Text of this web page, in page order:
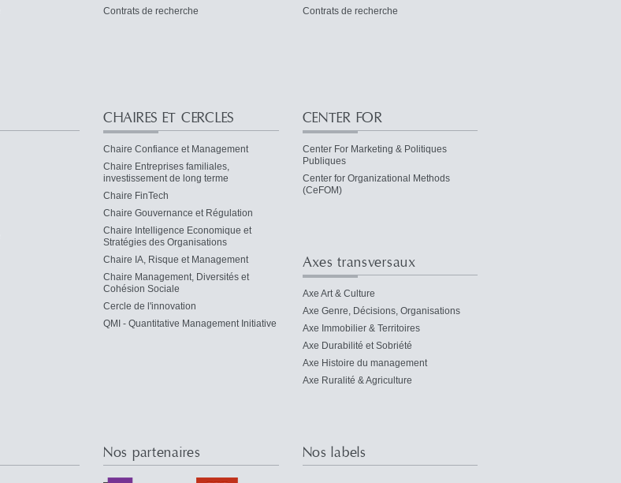
Contrats de recherche
Contrats de recherche
CHAIRES ET CERCLES
Chaire Confiance et Management
Chaire Entreprises familiales,
investissement de long terme
Chaire FinTech
Chaire Gouvernance et Régulation
Chaire Intelligence Economique et
Stratégies des Organisations
Chaire IA, Risque et Management
Chaire Management, Diversités et
Cohésion Sociale
Cercle de l'innovation
QMI - Quantitative Management Initiative
CENTER FOR
Center For Marketing & Politiques
Publiques
Center for Organizational Methods
(CeFOM)
Axes transversaux
Axe Art & Culture
Axe Genre, Décisions, Organisations
Axe Immobilier & Territoires
Axe Durabilité et Sobriété
Axe Histoire du management
Axe Ruralité & Agriculture
Nos partenaires Nos labels